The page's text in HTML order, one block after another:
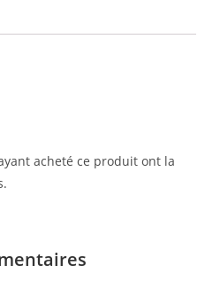
acheté ce produit ont la